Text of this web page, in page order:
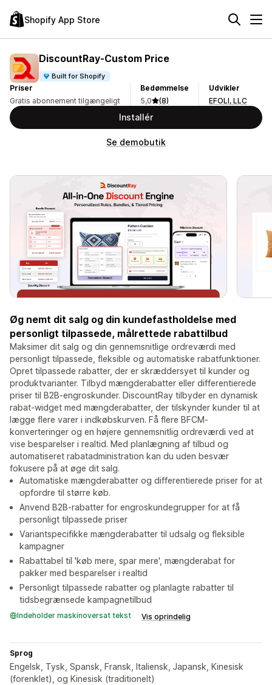
Shopify App Store
DiscountRay‑Custom Price
Built for Shopify
Priser
Gratis abonnement tilgængeligt
Bedømmelse
5,0
(8)
Udvikler
EFOLI, LLC
Installér
Se demobutik
Øg nemt dit salg og din kundefastholdelse med
personligt tilpassede, målrettede rabattilbud
Maksimer dit salg og din gennemsnitlige ordreværdi med
personligt tilpassede, fleksible og automatiske rabatfunktioner.
Opret tilpassede rabatter, der er skræddersyet til kunder og
produktvarianter. Tilbyd mængderabatter eller differentierede
priser til B2B-engroskunder. DiscountRay tilbyder en dynamisk
rabat-widget med mængderabatter, der tilskynder kunder til at
lægge flere varer i indkøbskurven. Få flere BFCM-
konverteringer og en højere gennemsnitlig ordreværdi ved at
vise besparelser i realtid. Med planlægning af tilbud og
automatiseret rabatadministration kan du uden besvær
fokusere på at øge dit salg.
Automatiske mængderabatter og differentierede priser for at
opfordre til større køb.
Anvend B2B-rabatter for engroskundegrupper for at få
personligt tilpassede priser
Variantspecifikke mængderabatter til udsalg og fleksible
kampagner
Rabattabel til 'køb mere, spar mere', mængderabat for
pakker med besparelser i realtid
Personligt tilpassede rabatter og planlagte rabatter til
tidsbegrænsede kampagnetilbud
Indeholder maskinoversat tekst Vis oprindelig
Sprog
Engelsk, Tysk, Spansk, Fransk, Italiensk, Japansk, Kinesisk
(forenklet), og Kinesisk (traditionelt)